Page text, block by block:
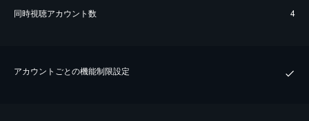
同時視聴アカウント数 4
アカウントごとの機能制限設定